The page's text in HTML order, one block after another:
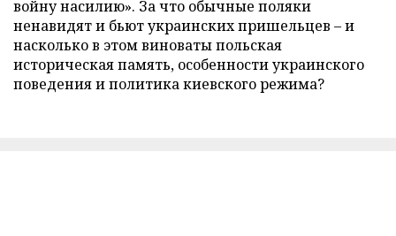
войну насилию». За что обычные поляки
ненавидят и бьют украинских пришельцев – и
насколько в этом виноваты польская
историческая память, особенности украинского
поведения и политика киевского режима?